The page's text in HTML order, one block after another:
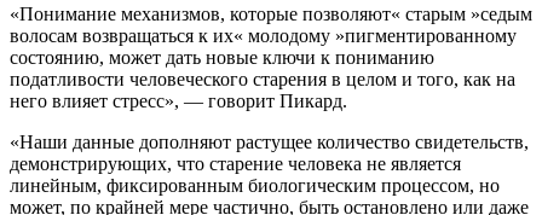
«Понимание механизмов, которые позволяют« старым »седым
волосам возвращаться к их« молодому »пигментированному
состоянию, может дать новые ключи к пониманию
податливости человеческого старения в целом и того, как на
него влияет стресс», — говорит Пикард.
«Наши данные дополняют растущее количество свидетельств,
демонстрирующих, что старение человека не является
линейным, фиксированным биологическим процессом, но
может, по крайней мере частично, быть остановлено или даже